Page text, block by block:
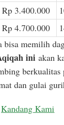
Rp 3.400.000
Rp 4.700.000
bisa memilih
iniakan
dan gulai
Kandang Kami